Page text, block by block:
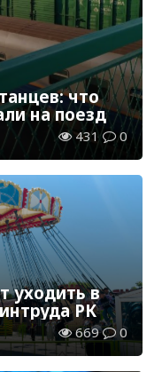
что
на поезд
431 0
уходить в
РК
669 0